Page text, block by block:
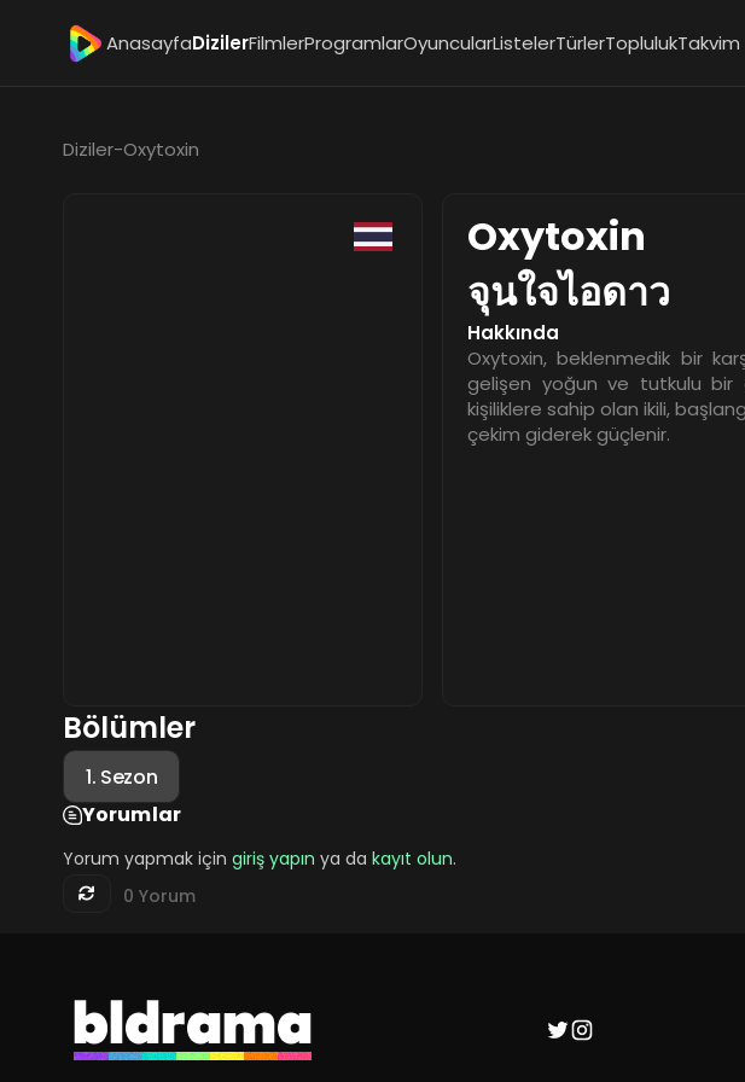
AnasayfaDizilerFilmlerProgramlarOyuncularListelerTürlerToplulukTakvim
Diziler-Oxytoxin
Oxytoxin
จุนใจไอดาว
Hakkında
Oxytoxin, beklenmedik bir
gelişen yoğun ve tutkulu bir
kişiliklere sahip olan ikili,
çekim giderek güçlenir.
Bölümler
1. Sezon
Yorumlar
Yorum yapmak için giriş yapın ya da kayıt olun.
0 Yorum